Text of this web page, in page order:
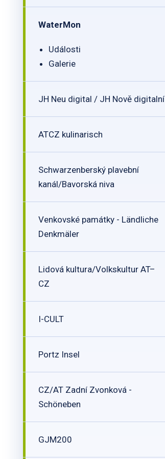
WaterMon
Události
Galerie
JH Neu digital / JH Nově digitalní
ATCZ kulinarisch
Schwarzenberský plavební
kanál/Bavorská niva
Venkovské památky - Ländliche
Denkmäler
Lidová kultura/Volkskultur AT–
CZ
I-CULT
Portz Insel
CZ/AT Zadní Zvonková -
Schöneben
GJM200